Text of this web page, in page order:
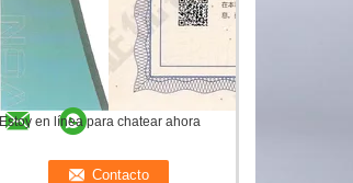
Estoy en línea para chatear ahora